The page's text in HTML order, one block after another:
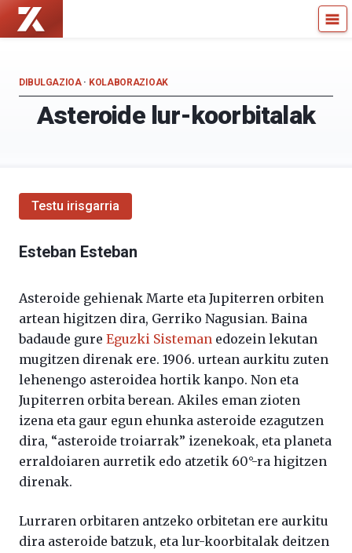
Zientzia
Kultura
Katedra
Kultura
Asteroide lur-koorbitalak
DIBULGAZIOA· KOLABORAZIOAK
Testu irisgarria
Esteban Esteban
Asteroide gehienak Marte eta Jupiterren orbiten
artean higitzen dira, Gerriko Nagusian. Baina
badaude gure Eguzki Sisteman edozein lekutan
mugitzen direnak ere. 1906. urtean aurkitu zuten
lehenengo asteroidea hortik kanpo. Non eta
Jupiterren orbita berean. Akiles eman zioten
izena eta gaur egun ehunka asteroide ezagutzen
dira, “asteroide troiarrak” izenekoak, eta planeta
erraldoiaren aurretik edo atzetik 60°-ra higitzen
direnak.
Lurraren orbitaren antzeko orbitetan ere aurkitu
dira asteroide batzuk, eta lur-koorbitalak deitzen